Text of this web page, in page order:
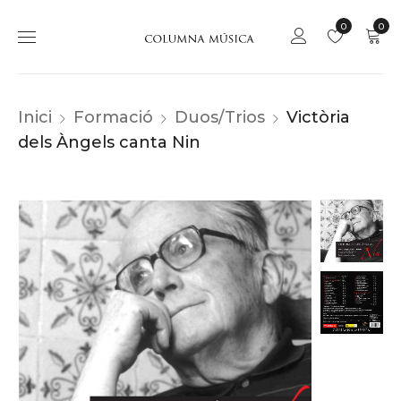
0
0
Inici Formació Duos/Trios
Victòria
dels Àngels canta Nin